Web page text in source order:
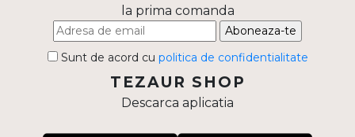
la prima comanda
Aboneaza-te
Sunt de acord cu politica de confidentialitate
TEZAUR SHOP
Descarca aplicatia